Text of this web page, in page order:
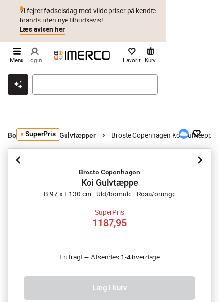
Klik & hent Byt i 1 år Prismatch
Vi fejrer fødselsdag med vilde priser på kendte
brands i den nye tilbudsavis!
Læs avisen her
Menu Login Favorit Kurv
Boligtekstil Gulvtæpper Broste Copenhagen Koi Gulvtæppe
SuperPris
Broste Copenhagen
Koi Gulvtæppe
B 97 x L 130 cm - Uld/bomuld - Rosa/orange
SuperPris
1187,95
Fri fragt — Afsendes 1-4 hverdage
Læg i kurv